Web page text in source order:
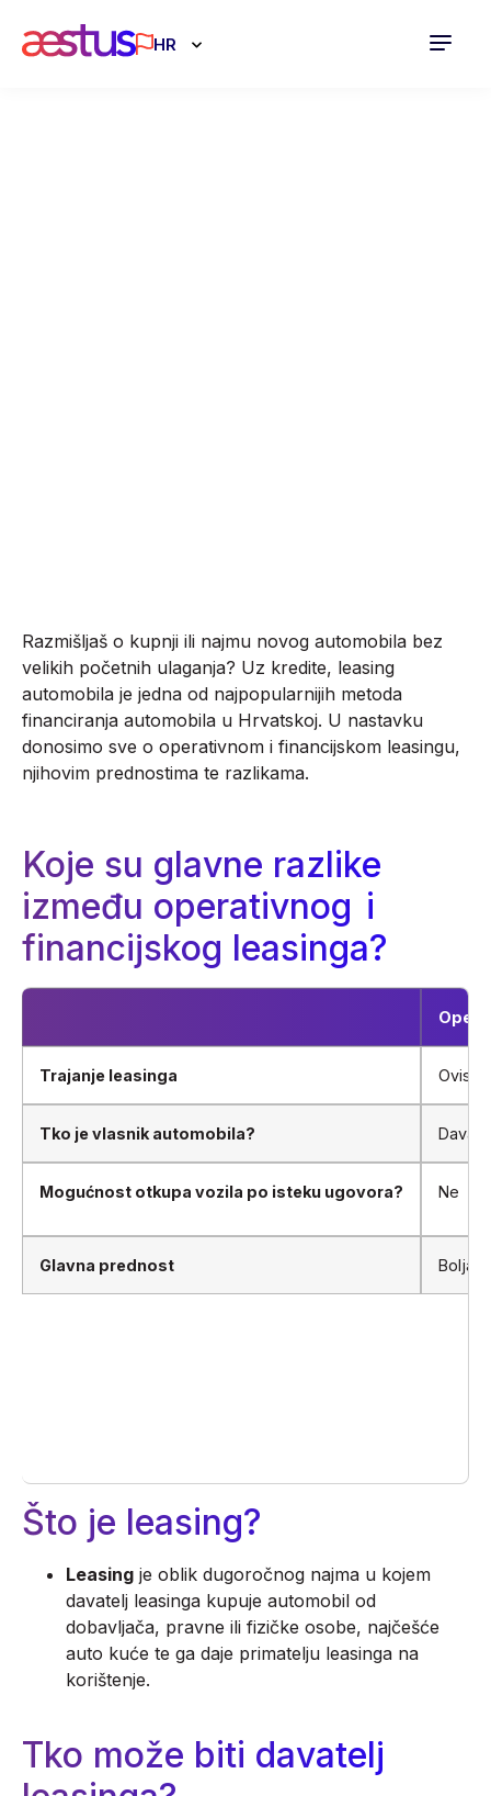
HR
Razmišljaš o kupnji ili najmu novog automobila bez
velikih početnih ulaganja? Uz kredite, leasing
automobila je jedna od najpopularnijih metoda
financiranja automobila u Hrvatskoj. U nastavku
donosimo sve o operativnom i financijskom leasingu,
njihovim prednostima te razlikama.
Koje su glavne razlike
između operativnog i
financijskog leasinga?
Trajanje leasinga Ovisi
Tko je vlasnik automobila?
Mogućnost otkupa vozila po isteku ugovora? Ne
Glavna prednost Bolja
Što je leasing?
Leasing je oblik dugoročnog najma u kojem
davatelj leasinga kupuje automobil od
dobavljača, pravne ili fizičke osobe, najčešće
auto kuće te ga daje primatelju leasinga na
korištenje.
Tko može biti davatelj